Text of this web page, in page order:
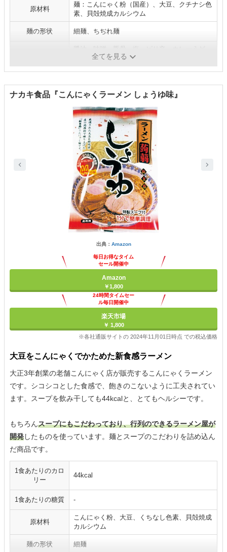
原材料
麺：こんにゃく粉（国産）、大豆、クチナシ色
素、貝殻焼成カルシウム
麺の形状 細麺、ちぢれ麺
ん、焼きそば
全てを見る
ナカキ食品『こんにゃくラーメン しょうゆ味』
出典： Amazon
毎日お得なタイム
セール開催中
Amazon
￥1,800
24時間タイムセー
ル毎日開催中
楽天市場
￥ 1,800
※各社通販サイトの 2024年11月01日時点 での税込価格
大豆をこんにゃくでかためた新食感ラーメン
大正3年創業の老舗こんにゃく店が販売するこんにゃくラーメン
です。シコシコとした食感で、飽きのこないように工夫されてい
ます。スープを飲み干しても44kcalと、とてもヘルシーです。
もちろんスープにもこだわっており、行列のできるラーメン屋が
開発したものを使っています。麺とスープのこだわりを詰め込ん
だ商品です。
1食あたりのカロ
リー
44kcal
1食あたりの糖質 -
原材料
こんにゃく粉、大豆、くちなし色素、貝殻焼成
カルシウム
麺の形状 細麺